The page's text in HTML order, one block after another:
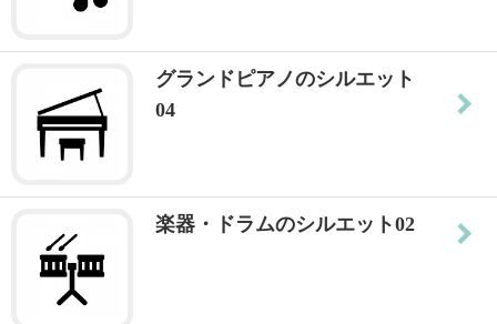
グランドピアノのシルエット
04
楽器・ドラムのシルエット02